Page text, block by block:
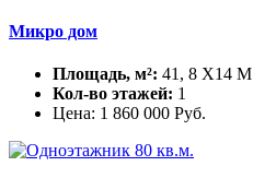
Микро дом
Площадь, м²: 41, 8 X14 М
Кол-во этажей: 1
Цена: 1 860 000 Руб.